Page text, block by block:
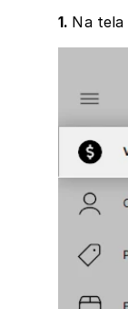
1. Na